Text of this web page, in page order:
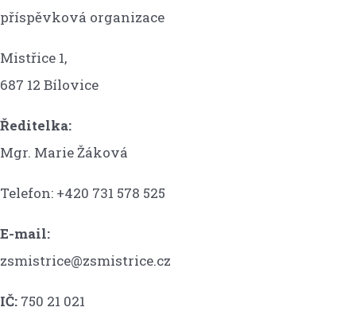
příspěvková organizace
Mistřice 1,
687 12 Bílovice
Ředitelka:
Mgr. Marie Žáková
Telefon: +420 731 578 525
E-mail:
zsmistrice@zsmistrice.cz
IČ: 750 21 021